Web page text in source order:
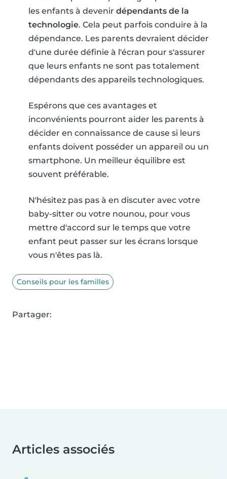
les enfants à devenir dépendants de la
technologie. Cela peut parfois conduire à la
dépendance. Les parents devraient décider
d'une durée définie à l'écran pour s'assurer
que leurs enfants ne sont pas totalement
dépendants des appareils technologiques.
Espérons que ces avantages et
inconvénients pourront aider les parents à
décider en connaissance de cause si leurs
enfants doivent posséder un appareil ou un
smartphone. Un meilleur équilibre est
souvent préférable.
N'hésitez pas pas à en discuter avec votre
baby-sitter ou votre nounou, pour vous
mettre d'accord sur le temps que votre
enfant peut passer sur les écrans lorsque
vous n'êtes pas là.
Conseils pour les familles
Partager:
Articles associés